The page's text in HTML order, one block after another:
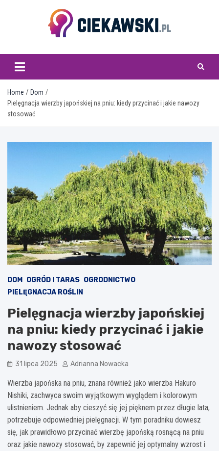
ciekawski.pl
Home
Dom
Pielęgnacja wierzby japońskiej na pniu: kiedy przycinać i jakie nawozy
stosować
DOM OGRÓD I TARAS OGRODNICTWO
PIELĘGNACJA ROŚLIN
Pielęgnacja wierzby japońskiej
na pniu: kiedy przycinać i jakie
nawozy stosować
31 lipca 2025 Adrianna Nowacka
Wierzba japońska na pniu, znana również jako wierzba Hakuro
Nishiki, zachwyca swoim wyjątkowym wyglądem i kolorowym
ulistnieniem. Jednak aby cieszyć się jej pięknem przez długie lata,
potrzebuje odpowiedniej pielęgnacji. W tym poradniku dowiesz
się, jak prawidłowo przycinać wierzbę japońską rosnącą na pniu
oraz jakie nawozy stosować, by zapewnić jej optymalny wzrost i